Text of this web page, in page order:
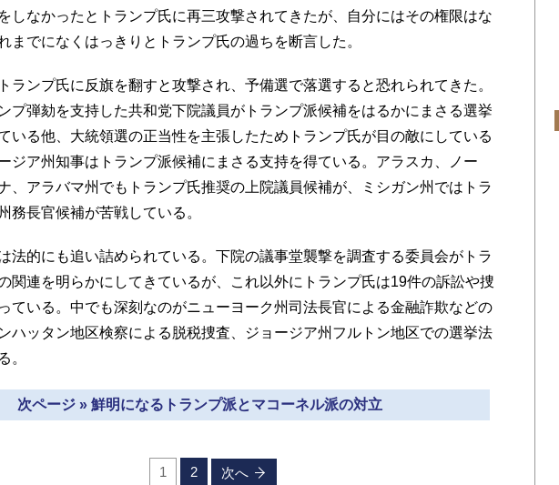
しなかったとトランプ氏に再三攻撃されてきたが、自分にはその権限はな
までになくはっきりとトランプ氏の過ちを断言した。
ランプ氏に反旗を翻すと攻撃され、予備選で落選すると恐れられてきた。
プ弾劾を支持した共和党下院議員がトランプ派候補をはるかにまさる選挙
いる他、大統領選の正当性を主張したためトランプ氏が目の敵にしている
ジア州知事はトランプ派候補にまさる支持を得ている。アラスカ、ノー
、アラバマ州でもトランプ氏推奨の上院議員候補が、ミシガン州ではトラ
務長官候補が苦戦している。
法的にも追い詰められている。下院の議事堂襲撃を調査する委員会がトラ
関連を明らかにしてきているが、これ以外にトランプ氏は19件の訴訟や捜
ている。中でも深刻なのがニューヨーク州司法長官による金融詐欺などの
ハッタン地区検察による脱税捜査、ジョージア州フルトン地区での選挙法
。
次ページ » 鮮明になるトランプ派とマコーネル派の対立
1 2 次へ